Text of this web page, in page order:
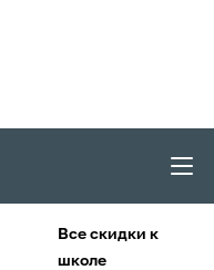
Все скидки к
школе